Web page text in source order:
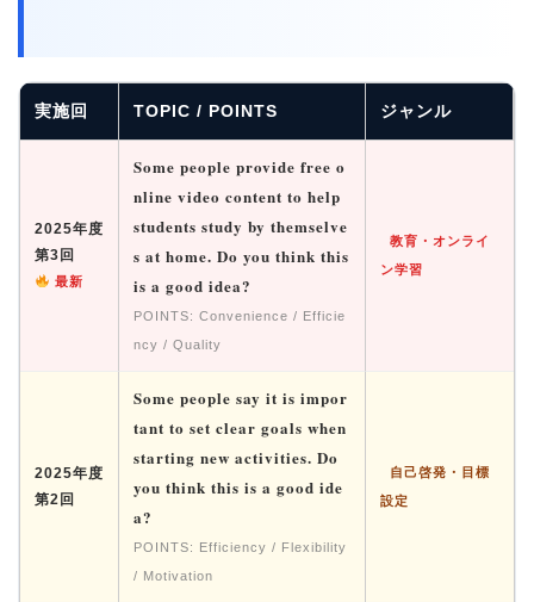
実施回 TOPIC / POINTS ジャンル
2025年度
第3回
最新
Some people provide free o
nline video content to help
students study by themselve
s at home. Do you think this
is a good idea?
POINTS: Convenience / Efficie
ncy / Quality
教育・オンライ
ン学習
2025年度
第2回
Some people say it is impor
tant to set clear goals when
starting new activities. Do
you think this is a good ide
a?
POINTS: Efficiency / Flexibility
/ Motivation
自己啓発・目標
設定